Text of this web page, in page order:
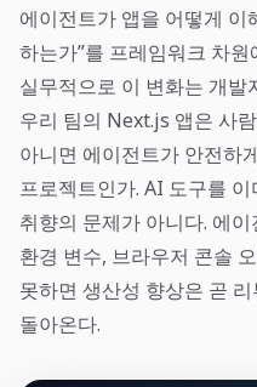
에이전트가 앱을 어떻게
하는가”를 프레임워크 차
실무적으로 이 변화는 개발
우리 팀의 Next.js 앱은 사
아니면 에이전트가 안전하
프로젝트인가. AI 도구를
취향의 문제가 아니다. 에
환경 변수, 브라우저 콘솔
못하면 생산성 향상은 곧
돌아온다.